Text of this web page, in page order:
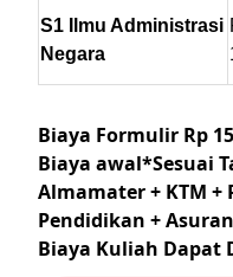
S1 Ilmu Administrasi
Negara
Biaya Formulir Rp
Biaya awal*Sesuai
Almamater + KTM +
Pendidikan +
Biaya Kuliah Dapat